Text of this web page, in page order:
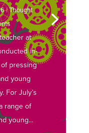
|Thought
at
in-
pressing
young
For July’s
range of
young...